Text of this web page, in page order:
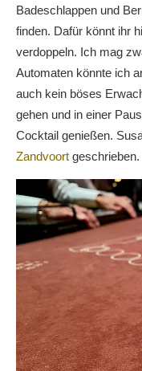
Badeschlappen und
finden. Dafür könnt ihr
verdoppeln. Ich mag
Automaten könnte ich
auch kein böses
gehen und in einer
Cocktail genießen.
Zandvoort geschrieben.